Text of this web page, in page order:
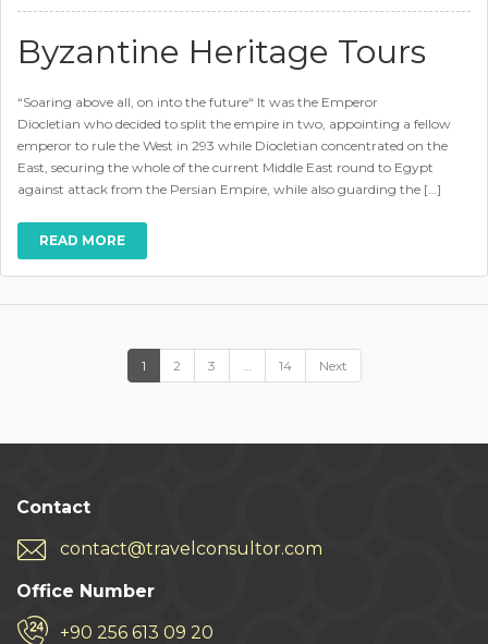
Byzantine Heritage Tours
“Soaring above all, on into the future“ It was the Emperor
Diocletian who decided to split the empire in two, appointing a fellow
emperor to rule the West in 293 while Diocletian concentrated on the
East, securing the whole of the current Middle East round to Egypt
against attack from the Persian Empire, while also guarding the […]
READ MORE
1 2 3 14 Next
Contact
contact@travelconsultor.com
Office Number
+90 256 613 09 20